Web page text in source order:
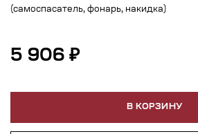
(самоспасатель, фонарь, накидка)
5 906 ₽
В КОРЗИНУ